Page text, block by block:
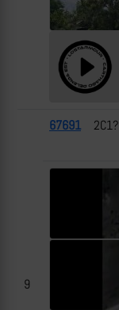
9
67691 2С1?